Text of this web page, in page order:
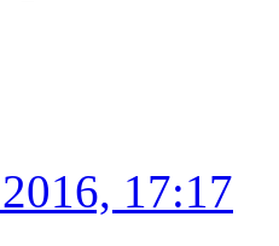
17:17